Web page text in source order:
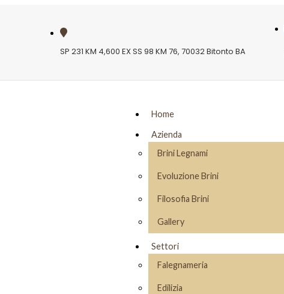
SP 231 KM 4,600 EX SS 98 KM 76, 70032 Bitonto BA
Home
Azienda
Brini Legnami
Evoluzione Brini
Filosofia Brini
Gallery
Settori
Falegnameria
Edilizia